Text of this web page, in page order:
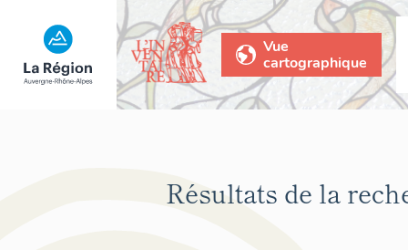
Vue
cartographique
Résultats de la